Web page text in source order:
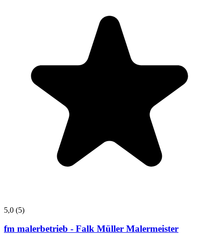
5,0 (5)
fm malerbetrieb - Falk Müller Malermeister